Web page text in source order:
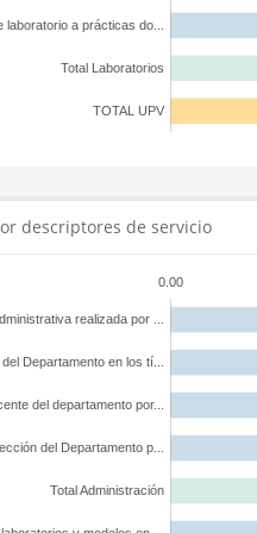
TOTAL UPV
Total Laboratorios
a prácticas do...
descriptores de servicio
0.00
Total Administración
del Departamento p...
del departamento por...
Departamento en los tí...
realizada por ...